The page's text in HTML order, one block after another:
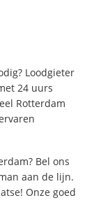
Loodgieter
24 uurs
Rotterdam
Bel ons
aan de lijn.
Onze goed